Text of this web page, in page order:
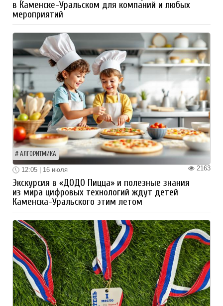
в Каменске-Уральском для компаний и любых
мероприятий
АЛГОРИТМИКА
2163
12:05 | 16 июля
Экскурсия в «ДОДО Пицца» и полезные знания
из мира цифровых технологий ждут детей
Каменска-Уральского этим летом